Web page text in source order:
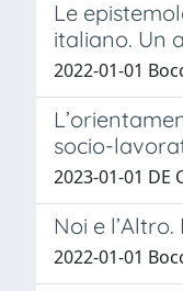
Le
italiano. Un
2022-01-01
socio-
2023-01-01 DE
Noi e
2022-01-01